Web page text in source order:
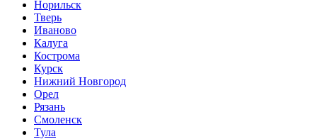
Норильск
Тверь
Иваново
Калуга
Кострома
Курск
Нижний Новгород
Орел
Рязань
Смоленск
Тула